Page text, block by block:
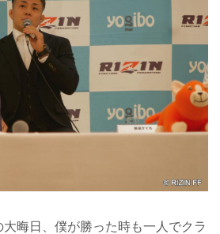
晦日、僕が勝った時も一人でクラ